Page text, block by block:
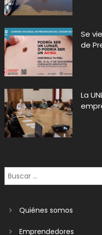
Se
de
La
Quiénes somos
Emprendedores